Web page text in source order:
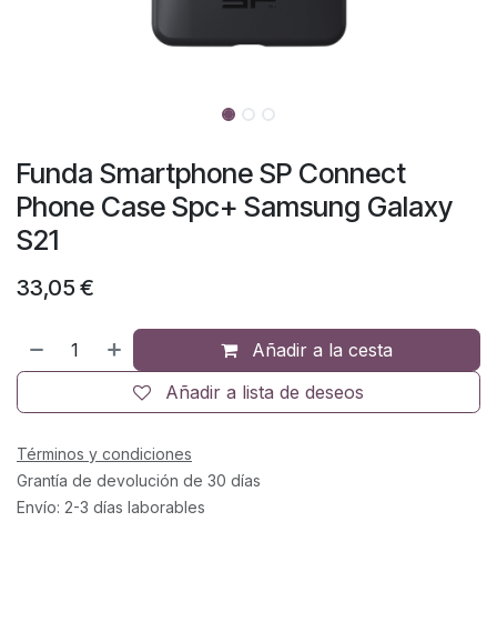
Funda Smartphone SP Connect
Phone Case Spc+ Samsung Galaxy
S21
33,05 €
Añadir a la cesta
Añadir a lista de deseos
Términos y condiciones
Grantía de devolución de 30 días
Envío: 2-3 días laborables